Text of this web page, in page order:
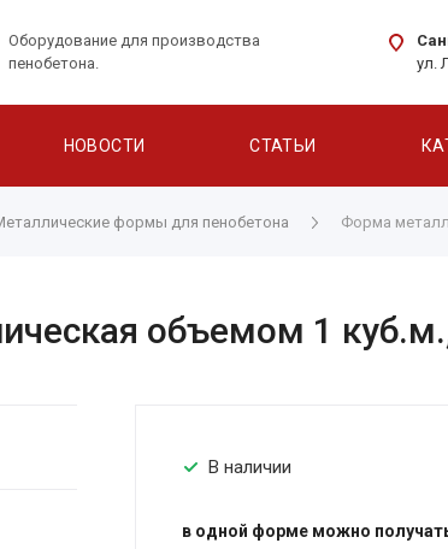
Оборудование для производства
пенобетона.
ул.
НОВОСТИ СТАТЬИ
формы для пенобетона Форма
объемом 1
В наличии
в одной форме можно